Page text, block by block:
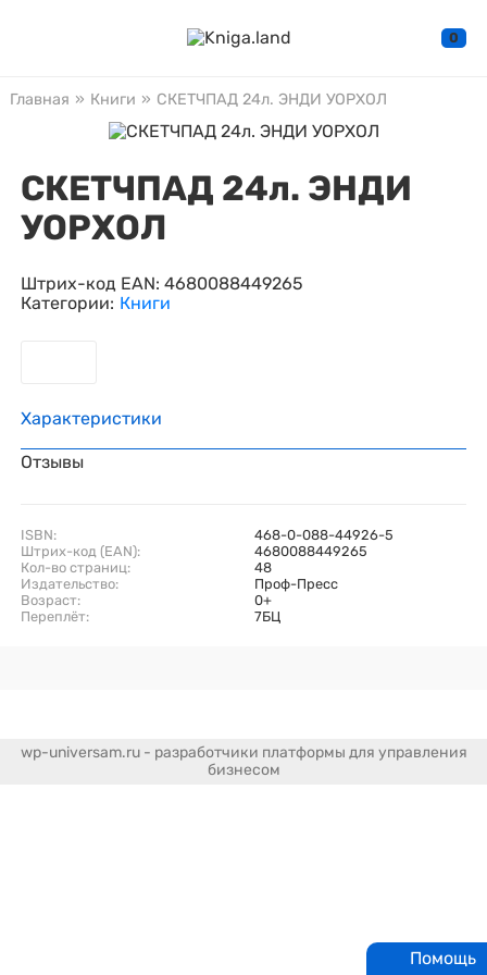
0
Главная » Книги » СКЕТЧПАД 24л. ЭНДИ УОРХОЛ
СКЕТЧПАД 24л. ЭНДИ
УОРХОЛ
Штрих-код EAN: 4680088449265
Категории: Книги
Характеристики
Отзывы
ISBN:
468-0-088-44926-5
Штрих-код (EAN):
4680088449265
Кол-во страниц:
48
Издательство:
Проф-Пресс
Возраст:
0+
Переплёт:
7БЦ
Помощь
wp-universam.ru - разработчики платформы для управления
бизнесом